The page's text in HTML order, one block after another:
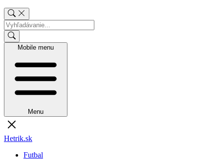
Mobile menu
Menu
Hetrik.sk
Futbal